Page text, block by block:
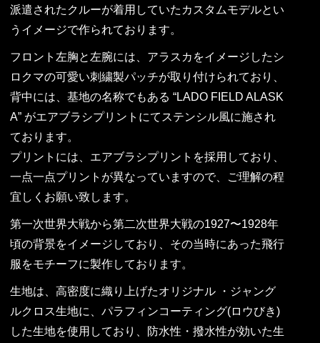
派遣されたクルーが着用していたカスタムモデルとい
うイメージで作られております。
フロント左胸と左腕には、アラスカをイメージしたシ
ロクマの可愛い刺繍製パッチが取り付けられており、
背中には、基地の名称でもある “LADO FIELD ALASK
A” がエアブラシプリントにてステンシル風に施され
ております。
プリントには、エアブラシプリントを採用しており、
一点一点プリントが異なっていますので、ご理解の程
宜しくお願い致します。
第一次世界大戦から第二次世界大戦の1927〜1928年
頃の背景をイメージしており、その当時にあった飛行
服をモチーフに製作しております。
生地は、高密度に織り上げたオリジナル ・ジャング
ルクロス生地に、パラフィンコーティング(ロウびき)
した生地を使用しており、防水性・撥水性が効いた生